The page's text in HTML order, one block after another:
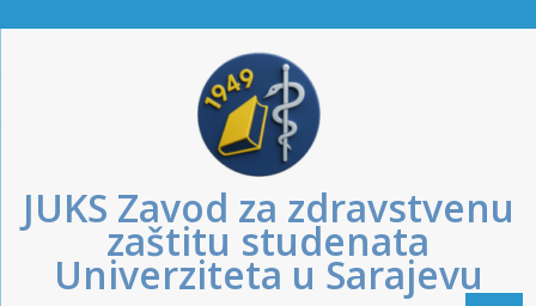
content
JUKS Zavod za zdravstvenu
zaštitu studenata
Univerziteta u Sarajevu